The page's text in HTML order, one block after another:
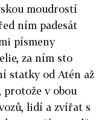
moudrostí
ním padesát
písmeny
za ním sto
statky od Atén až
protože v obou
lidí a zvířat s